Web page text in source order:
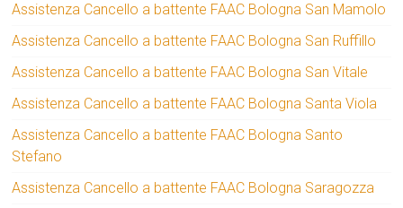
Assistenza Cancello a battente FAAC Bologna San Mamolo
Assistenza Cancello a battente FAAC Bologna San Ruffillo
Assistenza Cancello a battente FAAC Bologna San Vitale
Assistenza Cancello a battente FAAC Bologna Santa Viola
Assistenza Cancello a battente FAAC Bologna Santo
Stefano
Assistenza Cancello a battente FAAC Bologna Saragozza